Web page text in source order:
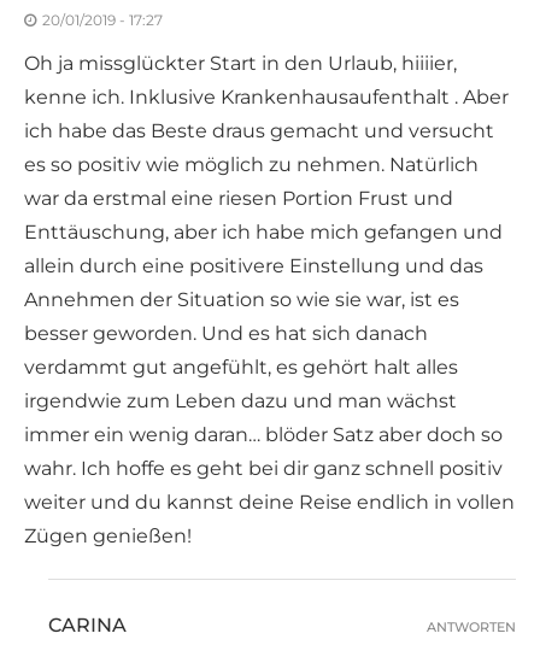
20/01/2019 - 17:27
Oh ja missglückter Start in den Urlaub, hiiiier,
kenne ich. Inklusive Krankenhausaufenthalt . Aber
ich habe das Beste draus gemacht und versucht
es so positiv wie möglich zu nehmen. Natürlich
war da erstmal eine riesen Portion Frust und
Enttäuschung, aber ich habe mich gefangen und
allein durch eine positivere Einstellung und das
Annehmen der Situation so wie sie war, ist es
besser geworden. Und es hat sich danach
verdammt gut angefühlt, es gehört halt alles
irgendwie zum Leben dazu und man wächst
immer ein wenig daran… blöder Satz aber doch so
wahr. Ich hoffe es geht bei dir ganz schnell positiv
weiter und du kannst deine Reise endlich in vollen
Zügen genießen!
CARINA ANTWORTEN